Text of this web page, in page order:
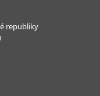
republiky